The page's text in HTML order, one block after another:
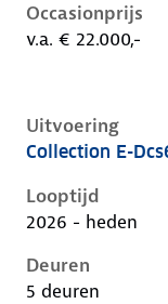
Occasionprijs
v.a. € 22.000,-
Uitvoering
Citroen C3 iv,
Collection E-
Looptijd
2026 - heden
Deuren
5 deuren